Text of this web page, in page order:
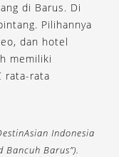
di Barus. Di
Pilihannya
dan hotel
memiliki
rata-rata
Indonesia
Bancuh Barus”).